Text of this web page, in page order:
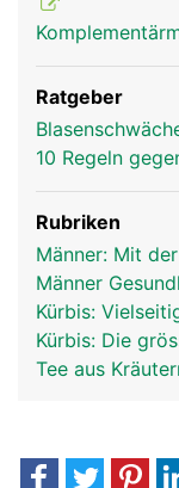
Ratgeber
10 Regeln
Rubriken
Männer: Mit
Männer
Kürbis:
Kürbis: Die
Tee aus